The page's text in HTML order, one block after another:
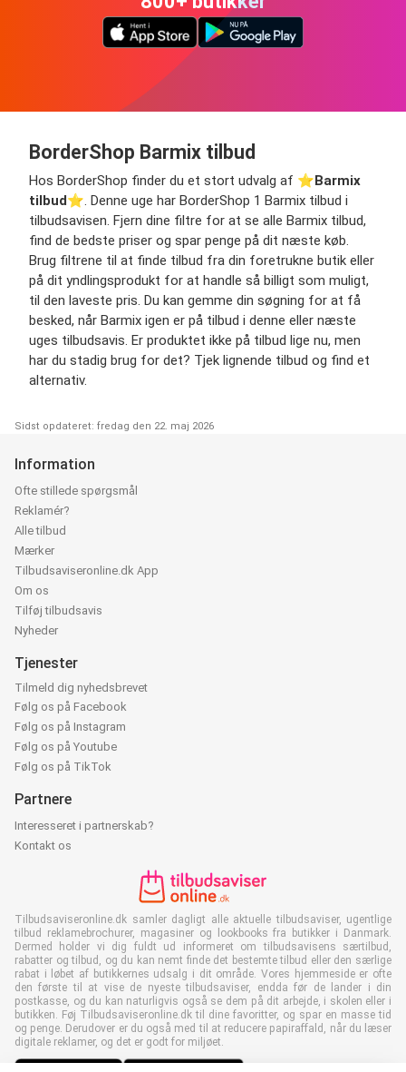
BorderShop Barmix tilbud
Hos BorderShop finder du et stort udvalg af ⭐️Barmix
tilbud⭐️. Denne uge har BorderShop 1 Barmix tilbud i
tilbudsavisen. Fjern dine filtre for at se alle Barmix tilbud,
find de bedste priser og spar penge på dit næste køb.
Brug filtrene til at finde tilbud fra din foretrukne butik eller
på dit yndlingsprodukt for at handle så billigt som muligt,
til den laveste pris. Du kan gemme din søgning for at få
besked, når Barmix igen er på tilbud i denne eller næste
uges tilbudsavis. Er produktet ikke på tilbud lige nu, men
har du stadig brug for det? Tjek lignende tilbud og find et
alternativ.
Sidst opdateret: fredag den 22. maj 2026
Information
Ofte stillede spørgsmål
Reklamér?
Alle tilbud
Mærker
Tilbudsaviseronline.dk App
Om os
Tilføj tilbudsavis
Nyheder
Tjenester
Tilmeld dig nyhedsbrevet
Følg os på Facebook
Følg os på Instagram
Følg os på Youtube
Følg os på TikTok
Partnere
Interesseret i partnerskab?
Kontakt os
Tilbudsaviseronline.dk samler dagligt alle aktuelle tilbudsaviser, ugentlige
tilbud reklamebrochurer, magasiner og lookbooks fra butikker i Danmark.
Dermed holder vi dig fuldt ud informeret om tilbudsavisens særtilbud,
rabatter og tilbud, og du kan nemt finde det bestemte tilbud eller den særlige
rabat i løbet af butikkernes udsalg i dit område. Vores hjemmeside er ofte
den første til at vise de nyeste tilbudsaviser, endda før de lander i din
postkasse, og du kan naturligvis også se dem på dit arbejde, i skolen eller i
butikken. Føj Tilbudsaviseronline.dk til dine favoritter, og spar en masse tid
og penge. Derudover er du også med til at reducere papiraffald, når du læser
digitale reklamer, og det er godt for miljøet.